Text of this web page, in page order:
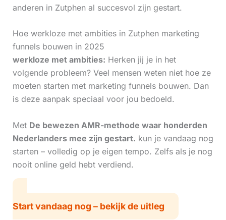
anderen in Zutphen al succesvol zijn gestart.
Hoe werkloze met ambities in Zutphen marketing
funnels bouwen in 2025
werkloze met ambities: Herken jij je in het
volgende probleem? Veel mensen weten niet hoe ze
moeten starten met marketing funnels bouwen. Dan
is deze aanpak speciaal voor jou bedoeld.
Met De bewezen AMR-methode waar honderden
Nederlanders mee zijn gestart. kun je vandaag nog
starten – volledig op je eigen tempo. Zelfs als je nog
nooit online geld hebt verdiend.
Start vandaag nog – bekijk de uitleg